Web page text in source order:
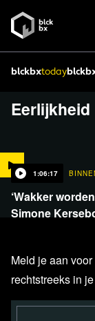
blckbxtoday
Eerlijkheid
1:06:17
‘Wakker
Simone
Meld je aan
rechtstreeks in